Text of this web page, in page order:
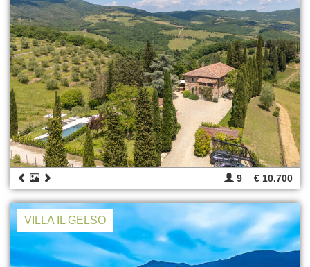
9 € 10.700
VILLA IL GELSO